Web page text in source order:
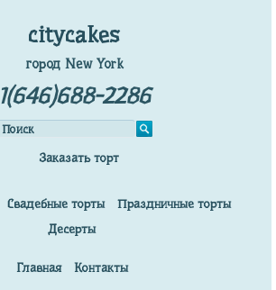
citycakes
город New York
1(646)688-2286
Заказать торт
Свадебные торты
Праздничные торты
Десерты
Главная Контакты